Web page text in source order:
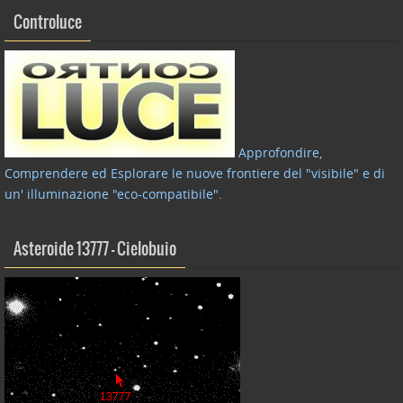
Controluce
Approfondire,
Comprendere ed Esplorare le nuove frontiere del "visibile" e di
un' illuminazione "eco-compatibile".
Asteroide 13777 – Cielobuio